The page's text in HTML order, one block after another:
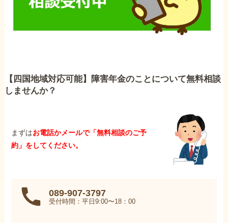
【四国地域対応可能】障害年金のことについて無料相談
しませんか？
まずはお電話かメールで「無料相談のご予
約」をしてください。
089-907-3797
受付時間：平日9:00〜18：00